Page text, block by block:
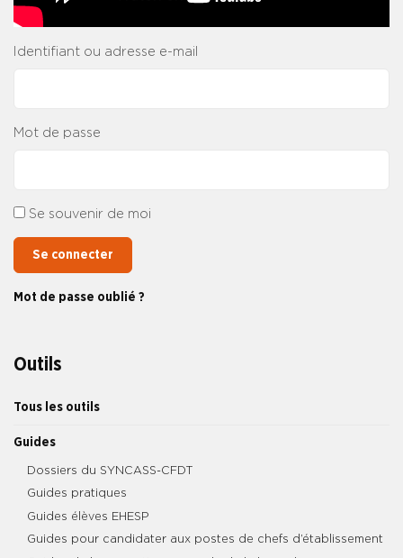
Outils
Tous les outils
Guides
Dossiers du SYNCASS-CFDT
Guides pratiques
Guides élèves EHESP
Guides pour candidater aux postes de chefs d’établissement
Identifiant ou adresse e-mail
Mot de passe
Se souvenir de moi
Se connecter
Mot de passe oublié ?